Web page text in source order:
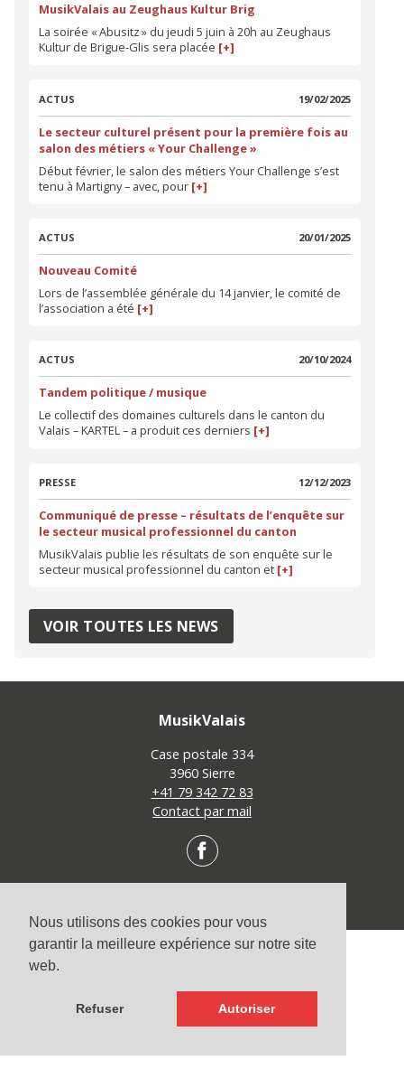
Nous utilisons des cookies pour vous
garantir la meilleure expérience sur notre site
web.
Refuser Autoriser
MusikValais au Zeughaus Kultur Brig
La soirée « Abusitz » du jeudi 5 juin à 20h au Zeughaus
Kultur de Brigue-Glis sera placée [+]
ACTUS 19/02/2025
Le secteur culturel présent pour la première fois au
salon des métiers « Your Challenge »
Début février, le salon des métiers Your Challenge s’est
tenu à Martigny – avec, pour [+]
ACTUS 20/01/2025
Nouveau Comité
Lors de l’assemblée générale du 14 janvier, le comité de
l’association a été [+]
ACTUS 20/10/2024
Tandem politique / musique
Le collectif des domaines culturels dans le canton du
Valais – KARTEL – a produit ces derniers [+]
PRESSE 12/12/2023
Communiqué de presse – résultats de l’enquête sur
le secteur musical professionnel du canton
MusikValais publie les résultats de son enquête sur le
secteur musical professionnel du canton et [+]
VOIR TOUTES LES NEWS
MusikValais
Case postale 334
3960 Sierre
+41 79 342 72 83
Contact par mail
© MusikValais 2026-Site parScandola Agence Digitale